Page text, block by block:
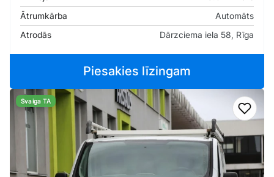
Ātrumkārba
Automāts
Atrodās
Dārzciema iela 58, Rīga
Piesakies līzingam
Svaiga TA